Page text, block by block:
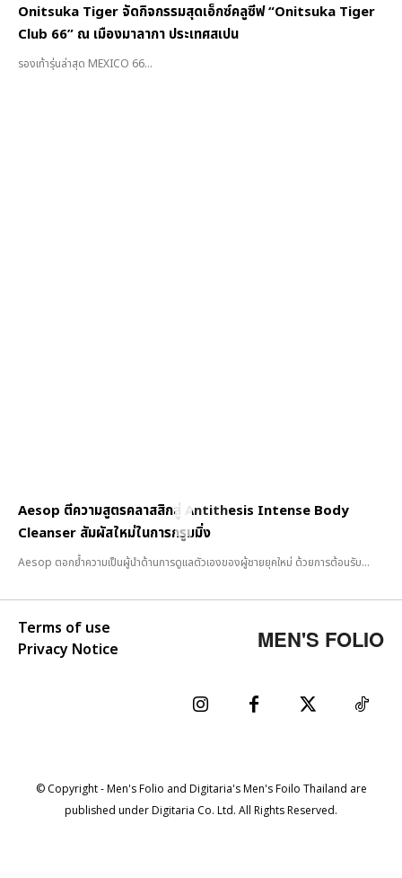
Onitsuka Tiger จัดกิจกรรมสุดเอ็กซ์คลูซีฟ “Onitsuka Tiger
Club 66” ณ เมืองมาลากา ประเทศสเปน
รองเท้ารุ่นล่าสุด MEXICO 66...
Aesop ตีความสูตรคลาสสิกสู่ Antithesis Intense Body
Cleanser สัมผัสใหม่ในการกรูมมิ่ง
Aesop ตอกย้ำความเป็นผู้นำด้านการดูแลตัวเองของผู้ชายยุคใหม่ ด้วยการต้อนรับ...
Terms of use
Privacy Notice
MEN'S FOLIO
© Copyright - Men's Folio and Digitaria's Men's Foilo Thailand are
published under Digitaria Co. Ltd. All Rights Reserved.